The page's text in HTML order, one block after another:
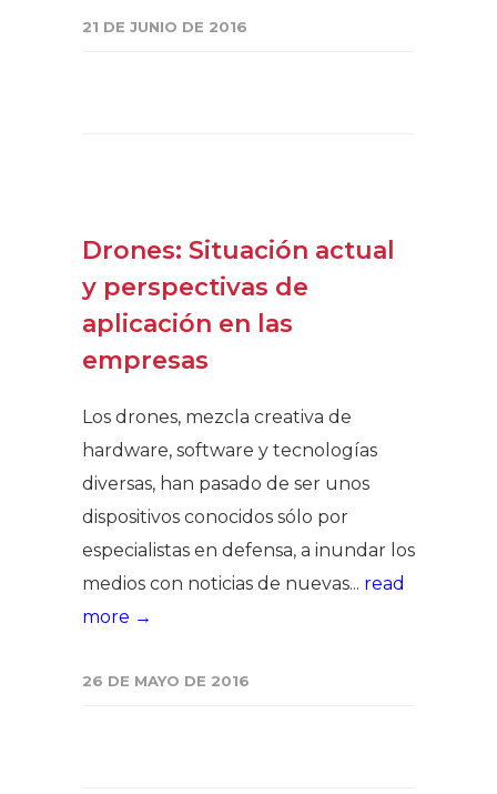
21 DE JUNIO DE 2016
Drones: Situación actual
y perspectivas de
aplicación en las
empresas
Los drones, mezcla creativa de
hardware, software y tecnologías
diversas, han pasado de ser unos
dispositivos conocidos sólo por
especialistas en defensa, a inundar los
medios con noticias de nuevas... read
more →
26 DE MAYO DE 2016